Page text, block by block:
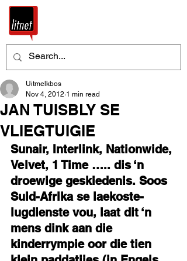
JAN TUISBLY SE
VLIEGTUIGIE
Uitmelkbos
Nov 4, 2012 1 min read
Sunair, Interlink, Nationwide,
Velvet, 1 Time ….. dis ‘n
droewige geskiedenis. Soos
Suid-Afrika se laekoste-
lugdienste vou, laat dit ‘n
mens dink aan die
kinderrympie oor die tien